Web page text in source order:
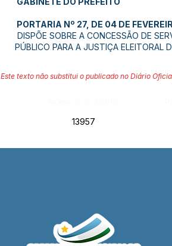
PORTARIA Nº 27, DE 04 DE
DISPÕE SOBRE A CONCESSÃO DE
PÚBLICO PARA A JUSTIÇA ELEITORAL
Este texto não substitui o publicado no Diário
13957